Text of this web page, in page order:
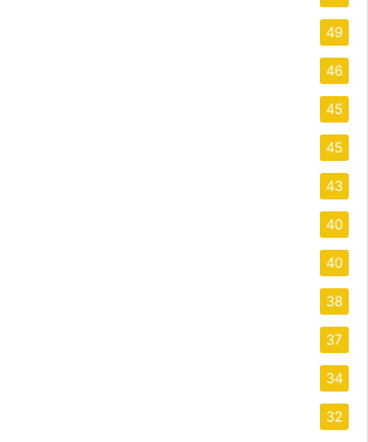
49
46
45
45
43
40
40
38
37
34
32